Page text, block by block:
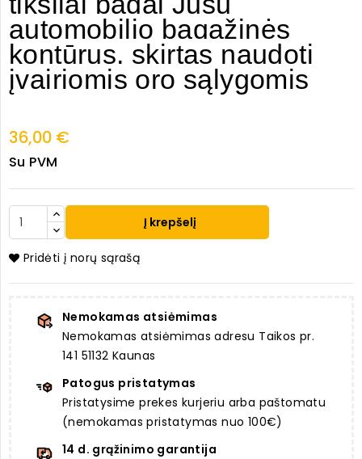
automobilio bagažinės
kontūrus, skirtas naudoti
įvairiomis oro sąlygomis
36,00 €
Su PVM
Į krepšelį
Pridėti į norų sąrašą
Nemokamas atsiėmimas
Nemokamas atsiėmimas adresu Taikos pr.
141 51132 Kaunas
Patogus pristatymas
Pristatysime prekes kurjeriu arba paštomatu
(nemokamas pristatymas nuo 100€)
14 d. grąžinimo garantija